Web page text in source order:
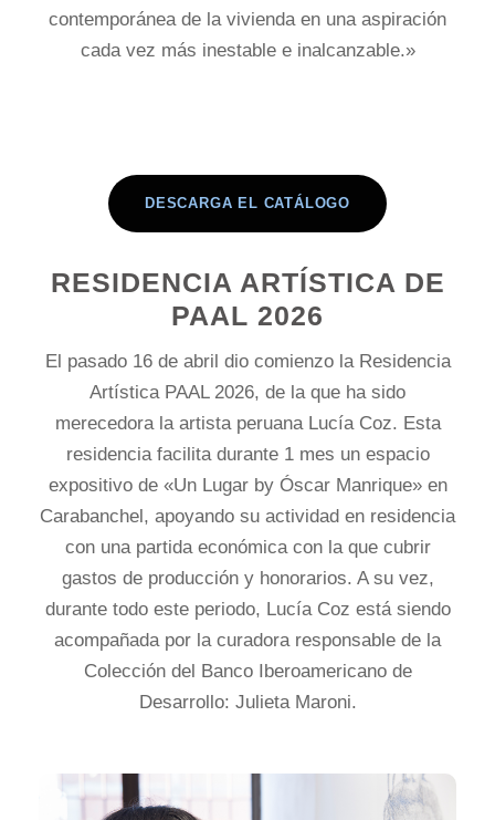
contemporánea de la vivienda en una aspiración
cada vez más inestable e inalcanzable.»
DESCARGA EL CATÁLOGO
RESIDENCIA ARTÍSTICA DE
PAAL 2026
El pasado 16 de abril dio comienzo la Residencia
Artística PAAL 2026, de la que ha sido
merecedora la artista peruana Lucía Coz. Esta
residencia facilita durante 1 mes un espacio
expositivo de «Un Lugar by Óscar Manrique» en
Carabanchel, apoyando su actividad en residencia
con una partida económica con la que cubrir
gastos de producción y honorarios. A su vez,
durante todo este periodo, Lucía Coz está siendo
acompañada por la curadora responsable de la
Colección del Banco Iberoamericano de
Desarrollo: Julieta Maroni.